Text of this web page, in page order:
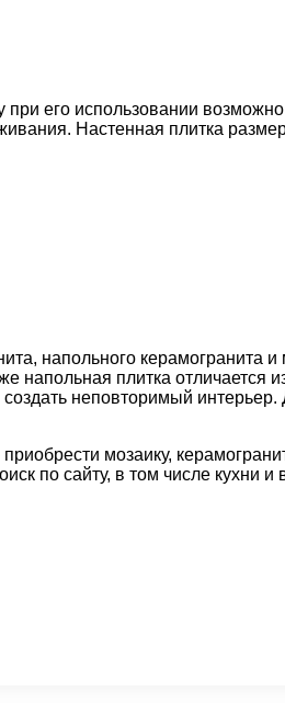
при его использовании
Настенная плитка
напольного керамогранита
напольная плитка отличается
неповторимый интерьер.
мозаику,
по сайту, в том числе кухни и